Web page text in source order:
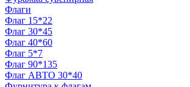
Флаги
Флаг 15*22
Флаг 30*45
Флаг 40*60
Флаг 5*7
Флаг 90*135
Флаг АВТО 30*40